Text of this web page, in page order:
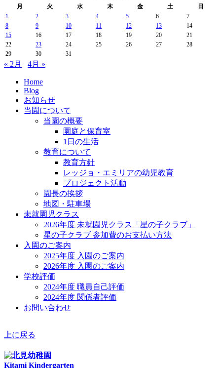
月 火 水 木 金 土
日
1
2 3 4 5 6
7
8
9 10 11 12 13
14
15
16 17 18 19 20
21
22
23 24 25 26 27
28
29
30 31
« 2月 4月 »
Home
Blog
お知らせ
当園について
当園の概要
園庭と保育室
1日の生活
教育について
教育方針
レッジョ・エミリアの幼児教育
プロジェクト活動
園長の挨拶
地図・駐車場
未就園児クラス
2026年度 未就園児クラス「星の子クラブ」
星の子クラブ 参加費のお支払い方法
入園のご案内
2025年度 入園のご案内
2026年度 入園のご案内
学校評価
2024年度 職員自己評価
2024年度 関係者評価
お問い合わせ
上に戻る
Kitami Kindergarten